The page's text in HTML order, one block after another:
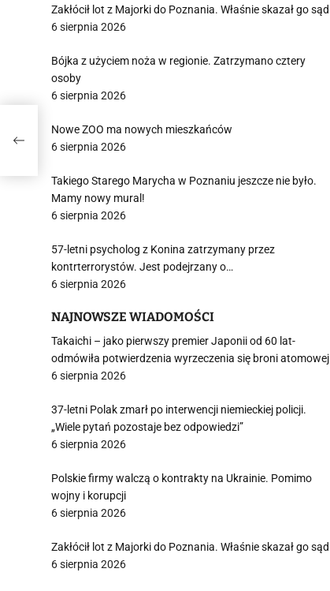
Zakłócił lot z Majorki do Poznania. Właśnie skazał go sąd
6 sierpnia 2026
Bójka z użyciem noża w regionie. Zatrzymano cztery
osoby
6 sierpnia 2026
Nowe ZOO ma nowych mieszkańców
6 sierpnia 2026
Takiego Starego Marycha w Poznaniu jeszcze nie było.
Mamy nowy mural!
6 sierpnia 2026
57-letni psycholog z Konina zatrzymany przez
kontrterrorystów. Jest podejrzany o…
6 sierpnia 2026
NAJNOWSZE WIADOMOŚCI
Takaichi – jako pierwszy premier Japonii od 60 lat-
odmówiła potwierdzenia wyrzeczenia się broni atomowej
6 sierpnia 2026
37-letni Polak zmarł po interwencji niemieckiej policji.
„Wiele pytań pozostaje bez odpowiedzi”
6 sierpnia 2026
Polskie firmy walczą o kontrakty na Ukrainie. Pomimo
wojny i korupcji
6 sierpnia 2026
Zakłócił lot z Majorki do Poznania. Właśnie skazał go sąd
6 sierpnia 2026